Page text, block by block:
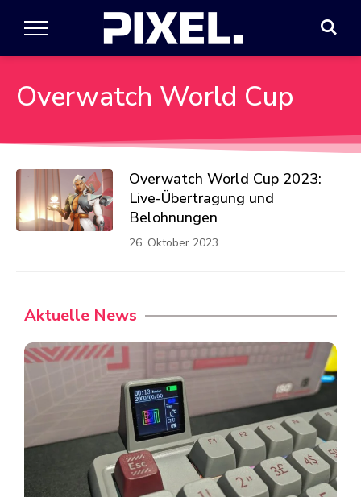
Overwatch World Cup
Overwatch World Cup 2023:
Live-Übertragung und
Belohnungen
26. Oktober 2023
Aktuelle News